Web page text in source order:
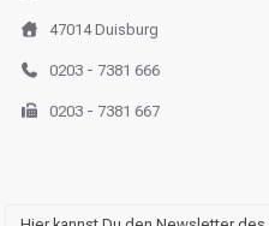
47014 Duisburg
0203 - 7381 666
0203 - 7381 667